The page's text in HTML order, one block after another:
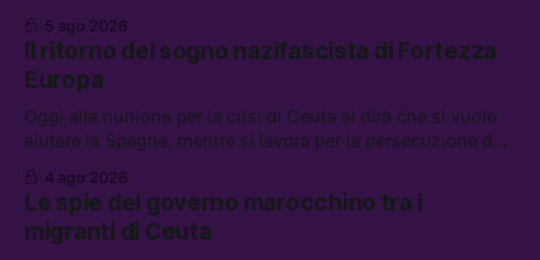
chi aspetta i dispersi di Ceuta, il boom dei carburanti
diluiti, e quanti attivisti anti data center sono stati arrestati
5 ago 2026
Il ritorno del sogno nazifascista di Fortezza
Europa
Oggi alla riunione per la crisi di Ceuta si dirà che si vuole
aiutare la Spagna, mentre si lavora per la persecuzione dei
spontanei a Gaza, un giovane di 19 anni è morto sotto il
sole per raccogliere pomodori, e cosa dice l’AI Act europeo
4 ago 2026
Le spie del governo marocchino tra i
migranti di Ceuta